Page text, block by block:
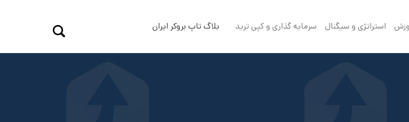
استراتژی و سیگنال سرمایه گذاری و کپی ترید بلاگ تاپ بروکر ایران